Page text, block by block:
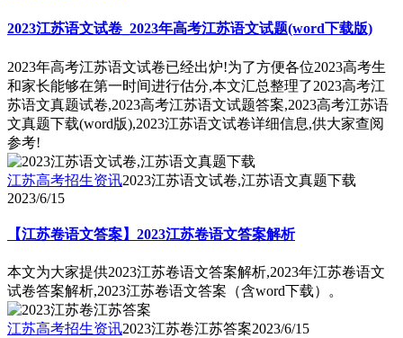
2023江苏语文试卷_2023年高考江苏语文试题(word下载版)
2023年高考江苏语文试卷已经出炉!为了方便各位2023高考生
和家长能够在第一时间进行估分,本文汇总整理了2023高考江
苏语文真题试卷,2023高考江苏语文试题答案,2023高考江苏语
文真题下载(word版),2023江苏语文试卷详细信息,供大家查阅
参考!
江苏高考招生资讯2023江苏语文试卷,江苏语文真题下载
2023/6/15
【江苏卷语文答案】2023江苏卷语文答案解析
本文为大家提供2023江苏卷语文答案解析,2023年江苏卷语文
试卷答案解析,2023江苏卷语文答案（含word下载）。
江苏高考招生资讯2023江苏卷江苏答案2023/6/15